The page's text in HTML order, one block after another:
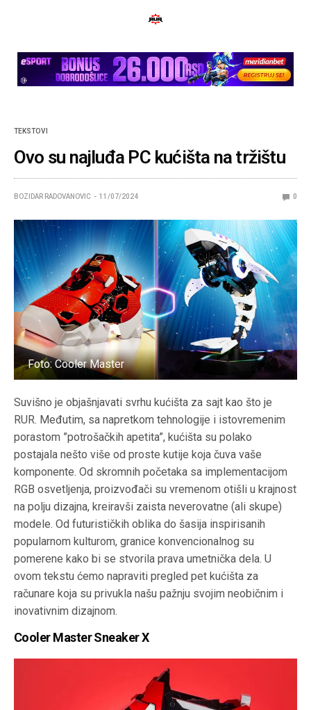
TEKSTOVI
Ovo su najluđa PC kućišta na tržištu
BOZIDAR RADOVANOVIC 11/07/2024 0
Foto: Cooler Master
Suvišno je objašnjavati svrhu kućišta za sajt kao što je
RUR. Međutim, sa napretkom tehnologije i istovremenim
porastom ”potrošačkih apetita”, kućišta su polako
postajala nešto više od proste kutije koja čuva vaše
komponente. Od skromnih početaka sa implementacijom
RGB osvetljenja, proizvođači su vremenom otišli u krajnost
na polju dizajna, kreiravši zaista neverovatne (ali skupe)
modele. Od futurističkih oblika do šasija inspirisanih
popularnom kulturom, granice konvencionalnog su
pomerene kako bi se stvorila prava umetnička dela. U
ovom tekstu ćemo napraviti pregled pet kućišta za
računare koja su privukla našu pažnju svojim neobičnim i
inovativnim dizajnom.
Cooler Master Sneaker X